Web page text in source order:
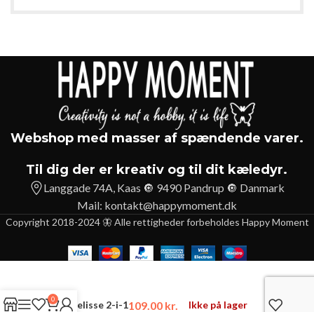
Webshop med masser af spændende varer.
Til dig der er kreativ og til dit kæledyr.
Langgade 74A, Kaas 🔘 9490 Pandrup 🔘 Danmark
Mail: kontakt@happymoment.dk
Copyright 2018-2024 🦋 Alle rettigheder forbeholdes Happy Moment
B&B Melisse 2-i-1109.00 kr. Ikke på lager
0